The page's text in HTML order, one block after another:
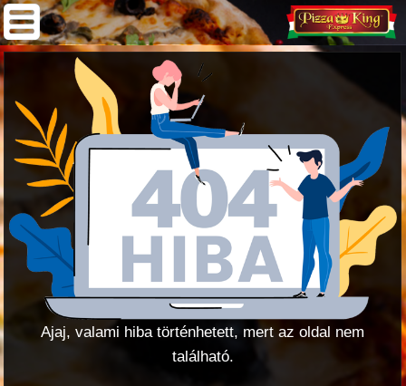
Ajaj, valami hiba történhetett, mert az oldal nem
található.